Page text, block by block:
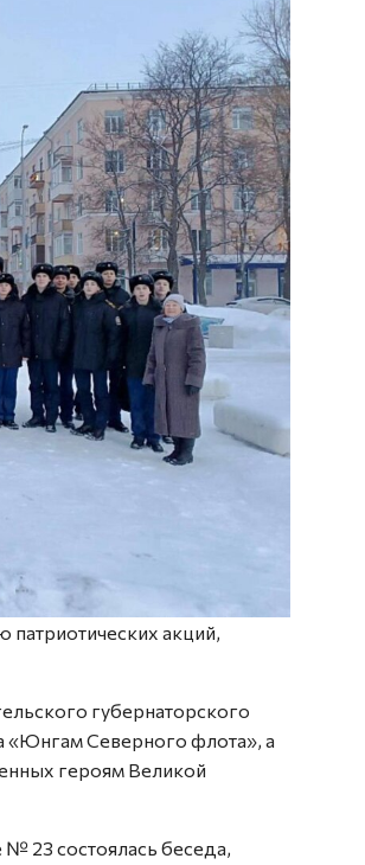
патриотических акций,
губернаторского
«Юнгам Северного флота», а
героям Великой
23 состоялась беседа,